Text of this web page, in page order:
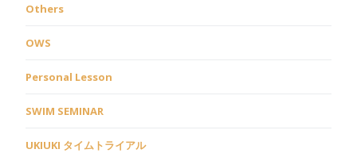
Others
OWS
Personal Lesson
SWIM SEMINAR
UKIUKI タイムトライアル